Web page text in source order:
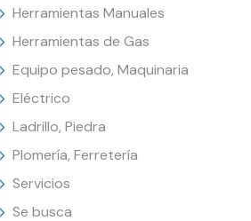
Herramientas Manuales
Herramientas de Gas
Equipo pesado, Maquinaria
Eléctrico
Ladrillo, Piedra
Plomería, Ferretería
Servicios
Se busca